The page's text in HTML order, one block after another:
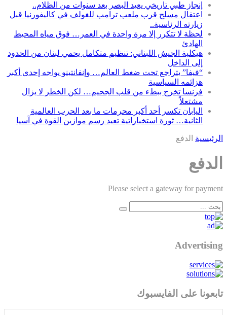
إنجاز طبي تاريخي يعيد البصر بعد سنوات من الظلام..
اعتقال مسلح قرب ملعب ترامب للغولف في كاليفورنيا قبل
زيارته الرئاسية..
لحظة لا تتكرر إلا مرة واحدة في العمر… فوق مياه المحيط
الهادئ
هيكلية الجيش اللبناني: تنظيم متكامل يحمي لبنان من الحدود
إلى الداخل
“فيفا” يتراجع تحت ضغط العالم… وإنفانتينو يواجه إحدى أكبر
هزائمه السياسية
فرنسا تخرج ببطء من قلب الجحيم… لكن الخطر لا يزال
مشتعلاً
اليابان تكسر أحد أكبر محرمات ما بعد الحرب العالمية
الثانية… ثورة استخباراتية تعيد رسم موازين القوة في آسيا
الرئيسية الدفع
الدفع
Please select a gateway for payment
Advertising
تابعونا على الفايسبوك